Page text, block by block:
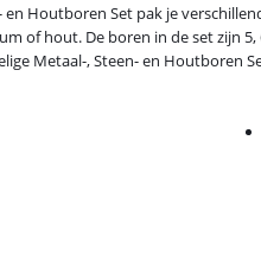
en Houtboren Set pak je
of hout. De boren in de set zijn
Metaal-, Steen- en Houtboren